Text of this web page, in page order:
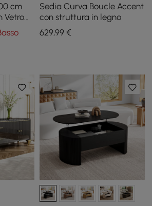
cm
Vetro
Sedia Curva Boucle Accent
con struttura in legno
629,99€